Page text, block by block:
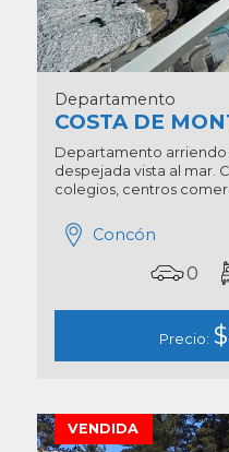
Departamento
COSTA DE
Departamento arriendo
despejada vista al mar.
colegios, centros
Concón
0
Precio:
VENDIDA